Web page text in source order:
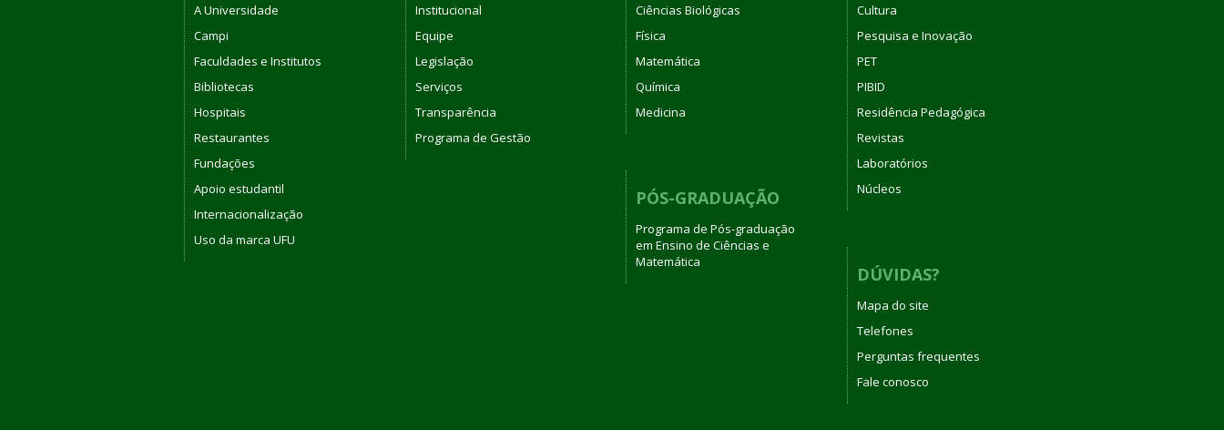
A Universidade
Campi
Faculdades e Institutos
Bibliotecas
Hospitais
Restaurantes
Fundações
Apoio estudantil
Internacionalização
Uso da marca UFU
Institucional
Equipe
Legislação
Serviços
Transparência
Programa de Gestão
Ciências Biológicas
Física
Matemática
Química
Medicina
PÓS-GRADUAÇÃO
Programa de Pós-graduação
em Ensino de Ciências e
Matemática
Cultura
Pesquisa e Inovação
PET
PIBID
Residência Pedagógica
Revistas
Laboratórios
Núcleos
DÚVIDAS?
Mapa do site
Telefones
Perguntas frequentes
Fale conosco